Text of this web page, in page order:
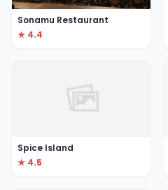
Sonamu Restaurant
★ 4.4
Spice Island
★ 4.5